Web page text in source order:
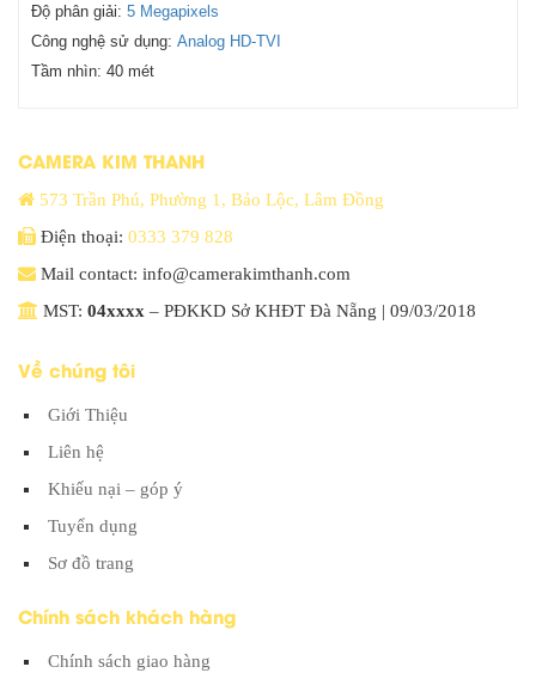
Độ phân giải: 5 Megapixels
Công nghệ sử dụng: Analog HD-TVI
Tầm nhìn: 40 mét
CAMERA KIM THANH
573 Trần Phú, Phường 1, Bảo Lộc, Lâm Đồng
Điện thoại: 0333 379 828
Mail contact: info@camerakimthanh.com
MST: 04xxxx – PĐKKD Sở KHĐT Đà Nẵng | 09/03/2018
Về chúng tôi
Giới Thiệu
Liên hệ
Khiếu nại – góp ý
Tuyển dụng
Sơ đồ trang
Chính sách khách hàng
Chính sách giao hàng